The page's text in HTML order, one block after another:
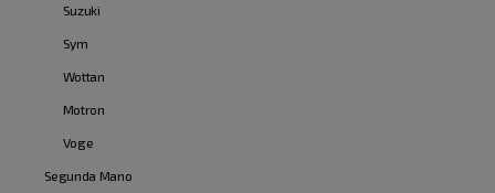
Suzuki
Sym
Wottan
Motron
Voge
Segunda Mano